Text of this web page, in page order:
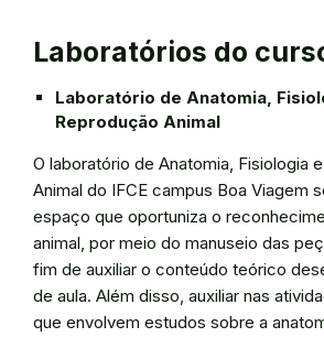
Laboratórios do
Laboratório de Anatomia,
Reprodução Animal
O laboratório de Anatomia, Fisiologia
Animal do IFCE campus Boa Viagem
espaço que oportuniza o
animal, por meio do manuseio das
fim de auxiliar o conteúdo teórico
de aula. Além disso, auxiliar nas
que envolvem estudos sobre a